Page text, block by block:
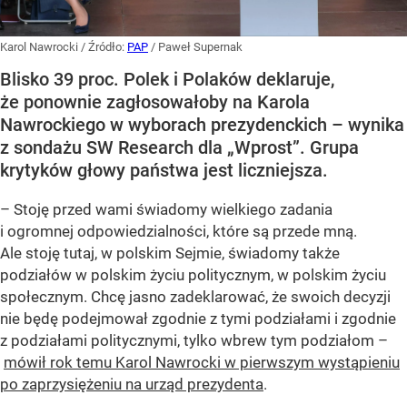
Karol Nawrocki / Źródło: PAP / Paweł Supernak
Blisko 39 proc. Polek i Polaków deklaruje,
że ponownie zagłosowałoby na Karola
Nawrockiego w wyborach prezydenckich – wynika
z sondażu SW Research dla „Wprost”. Grupa
krytyków głowy państwa jest liczniejsza.
– Stoję przed wami świadomy wielkiego zadania
i ogromnej odpowiedzialności, które są przede mną.
Ale stoję tutaj, w polskim Sejmie, świadomy także
podziałów w polskim życiu politycznym, w polskim życiu
społecznym. Chcę jasno zadeklarować, że swoich decyzji
nie będę podejmował zgodnie z tymi podziałami i zgodnie
z podziałami politycznymi, tylko wbrew tym podziałom –
mówił rok temu Karol Nawrocki w pierwszym wystąpieniu
po zaprzysiężeniu na urząd prezydenta.